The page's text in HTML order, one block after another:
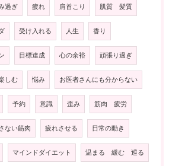
過ぎ 疲れ 肩首こり 肌質 髪質
受け入れる 人生 香り
目標達成 心の余裕 頑張り過ぎ
しむ 悩み お医者さんにも分からない
予約 意識 歪み 筋肉 疲労
ない筋肉 疲れさせる 日常の動き
マインドダイエット 温まる 緩む 巡る